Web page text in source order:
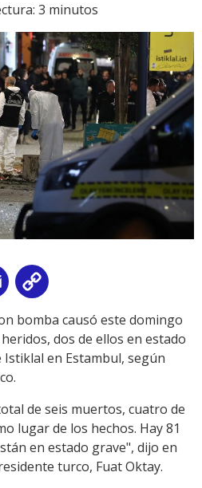
3 minutos
Email
Link
bomba causó este domingo
dos de ellos en estado
Istiklal en Estambul, según
de seis muertos, cuatro de
lugar de los hechos. Hay 81
en estado grave", dijo en
turco, Fuat Oktay.